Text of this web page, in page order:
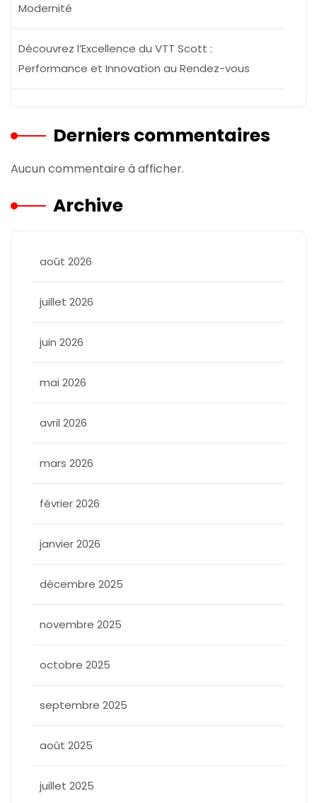
Modernité
Découvrez l’Excellence du VTT Scott :
Performance et Innovation au Rendez-vous
Derniers commentaires
Aucun commentaire à afficher.
Archive
août 2026
juillet 2026
juin 2026
mai 2026
avril 2026
mars 2026
février 2026
janvier 2026
décembre 2025
novembre 2025
octobre 2025
septembre 2025
août 2025
juillet 2025